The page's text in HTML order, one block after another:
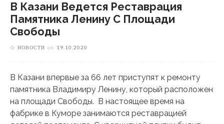
В Казани Ведется Реставрация
Памятника Ленину С Площади
Свободы
НОВОСТИ on 19.10.2020
В Казани впервые за 66 лет приступят к ремонту
памятника Владимиру Ленину, который расположен
на площади Свободы. В настоящее время на
фабрике в Куморе занимаются реставрацией